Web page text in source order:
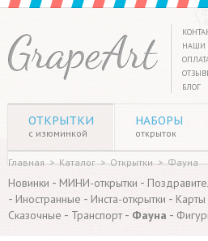
НАШИ
БЛОГ
ОТКРЫТКИ
с изюминкой
НАБОРЫ
открыток
Главная > Каталог > Открытки > Фауна
Новинки - МИНИ-открытки -
- Иностранные - Инста-открытки - Карты
Сказочные - Транспорт - Фауна -